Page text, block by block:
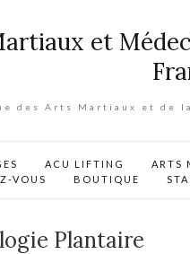
des Arts Martiaux et de
ACU LIFTING
ARTS
VOUS BOUTIQUE
Plantaire